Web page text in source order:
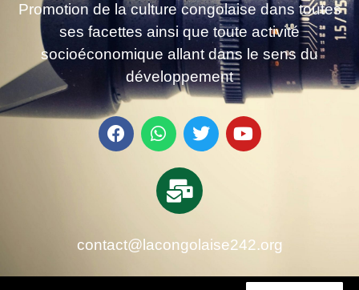
Promotion de la culture congolaise dans toutes
ses facettes ainsi que toute activité
socioéconomique allant dans le sens du
développement
contact@lacongolaise242.org